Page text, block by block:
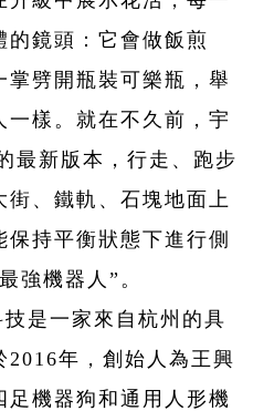
的鏡頭：它會做飯煎
劈開瓶裝可樂瓶，舉
樣。就在不久前，宇
最新版本，行走、跑步
、鐵軌、石塊地面上
持平衡狀態下進行側
強機器人”。
是一家來自杭州的具
年，創始人為王興
機器狗和通用人形機